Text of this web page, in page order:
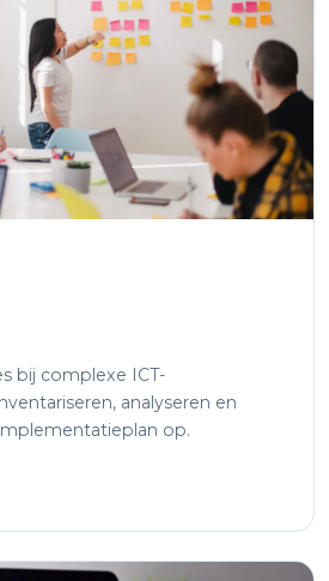
bij complexe ICT-
analyseren en
op.